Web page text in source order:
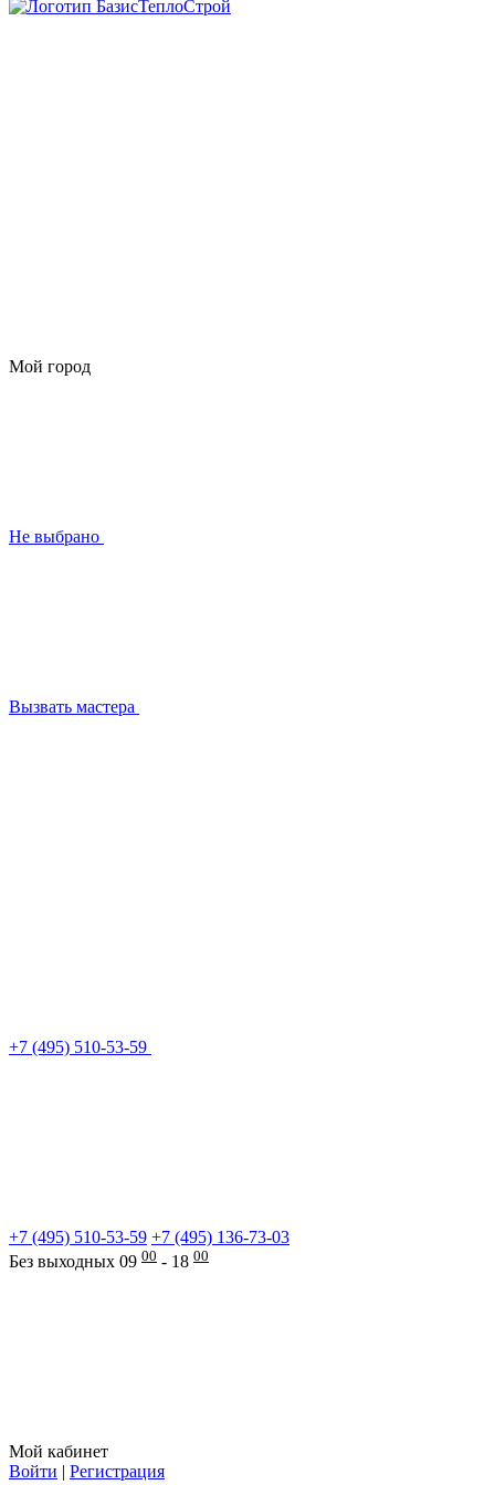
Мой город
Не выбрано
Вызвать мастера
+7 (495) 510-53-59
+7 (495) 510-53-59 +7 (495) 136-73-03
Без выходных 09 00 - 18 00
Мой кабинет
Войти | Регистрация